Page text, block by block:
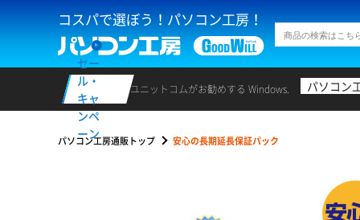
コスパで選ぼう！パソコン工房！
セー
ル・
キャ
ンペ
ーン
ユニットコムがお勧めする Windows. パソコン
パソコン工房通販トップ 安心の長期延長保証パック